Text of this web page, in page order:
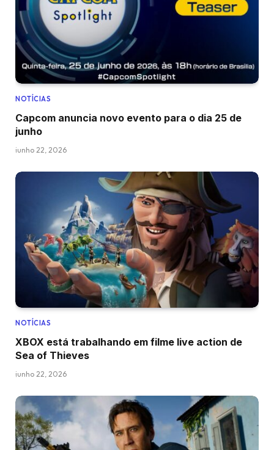
NOTÍCIAS
Capcom anuncia novo evento para o dia 25 de
junho
junho 22, 2026
NOTÍCIAS
XBOX está trabalhando em filme live action de
Sea of Thieves
junho 22, 2026